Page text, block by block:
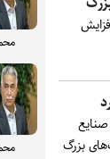
با افزایش
بزرگ